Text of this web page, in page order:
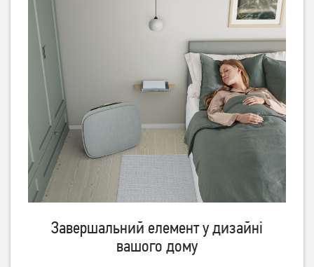
Немає в наявності
Очищувач повітря Philips
Очищувач повітря Philips
Немає в наявності
Завершальний елемент у дизайні
вашого дому